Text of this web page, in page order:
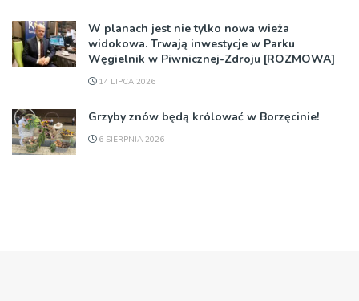
W planach jest nie tylko nowa wieża
widokowa. Trwają inwestycje w Parku
Węgielnik w Piwnicznej-Zdroju [ROZMOWA]
14 LIPCA 2026
Grzyby znów będą królować w Borzęcinie!
6 SIERPNIA 2026